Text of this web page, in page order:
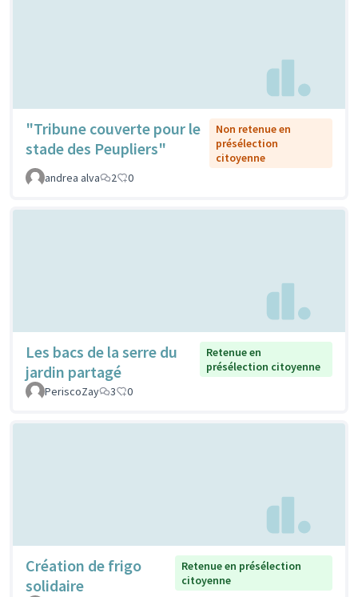
"Tribune couverte pour le
stade des Peupliers"
Non retenue en
présélection
citoyenne
andrea alva
2 0
Les bacs de la serre du
jardin partagé
Retenue en
présélection citoyenne
PeriscoZay
3 0
Création de frigo
solidaire
Retenue en présélection
citoyenne